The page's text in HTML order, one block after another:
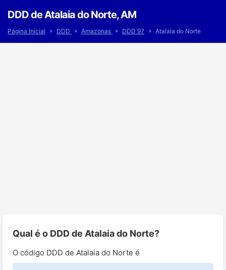
DDD de Atalaia do Norte, AM
Página Inicial » DDD » Amazonas » DDD 97 » Atalaia do Norte
Qual é o DDD de Atalaia do Norte?
O código DDD de Atalaia do Norte é